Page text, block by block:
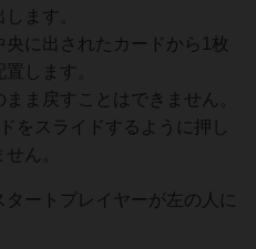
ます。
に出されたカードから1枚
します。
ま戻すことはできません。
をスライドするように押し
ん。
ートプレイヤーが左の人に